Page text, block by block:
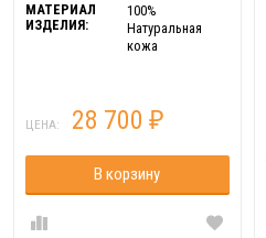
МАТЕРИАЛ
ИЗДЕЛИЯ:
100%
Натуральная
кожа
ЦЕНА: 28 700 ₽
В корзину